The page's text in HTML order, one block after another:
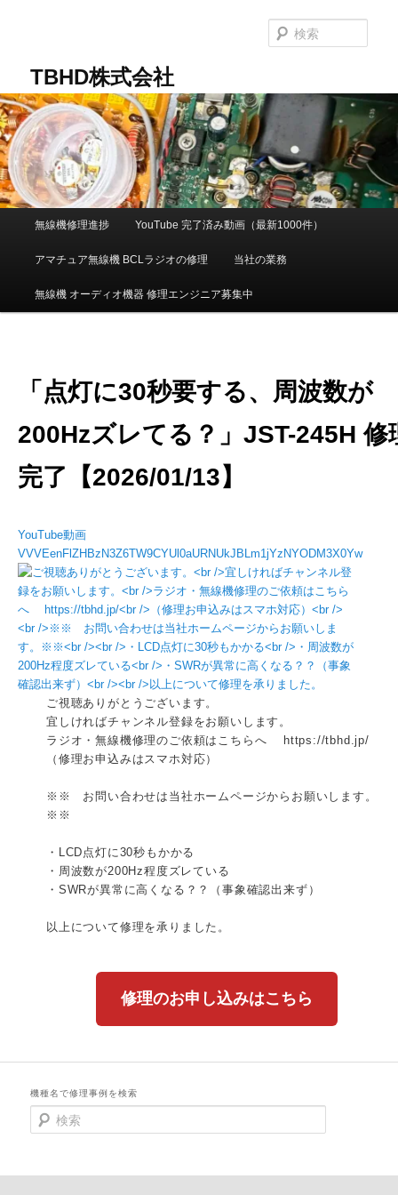
テ
ン
ツ
へ
移
動
TBHD株式会社
索
ュ
無線機修理進捗 YouTube 完了済み動画（最新1000件）
アマチュア無線機 BCLラジオの修理 当社の業務
無線機 オーディオ機器 修理エンジニア募集中
「点灯に30秒要する、周波数が
200Hzズレてる？」JST-245H 修
完了【2026/01/13】
YouTube動画
VVVEenFlZHBzN3Z6TW9CYUl0aURNUkJBLm1jYzNYODM3X0Yw
ご視聴ありがとうございます。
宜しければチャンネル登録をお願いします。
ラジオ・無線機修理のご依頼はこちらへ https://tbhd.jp/
（修理お申込みはスマホ対応）
※※ お問い合わせは当社ホームページからお願いします。
※※
・LCD点灯に30秒もかかる
・周波数が200Hz程度ズレている
・SWRが異常に高くなる？？（事象確認出来ず）
以上について修理を承りました。
修理のお申し込みはこちら
機種名で修理事例を検索
検
索